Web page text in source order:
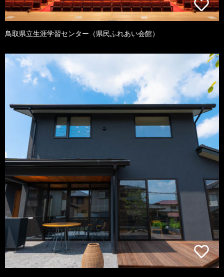
鳥取県立生涯学習センター（県民ふれあい会館）